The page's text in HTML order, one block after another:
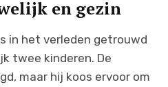
en gezin
in het verleden getrouwd
twee kinderen. De
maar hij koos ervoor om